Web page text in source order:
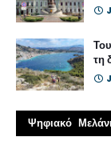
τη
Ψηφιακό Μελάνι